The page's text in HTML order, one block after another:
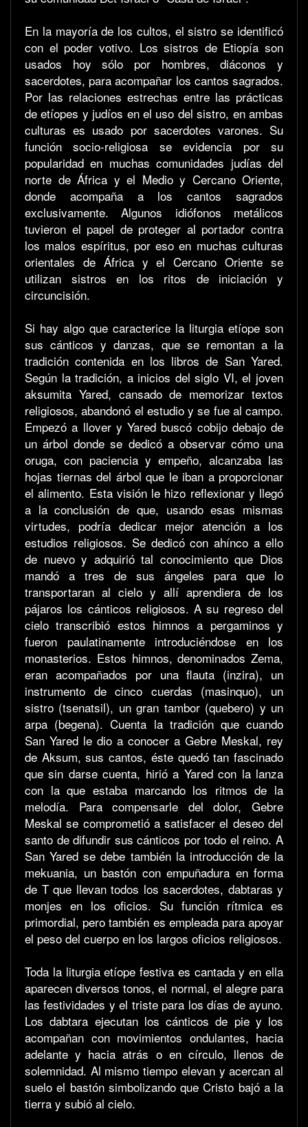
En la mayoría de los cultos, el sistro se identificó
con el poder votivo. Los sistros de Etiopía son
usados hoy sólo por hombres, diáconos y
sacerdotes, para acompañar los cantos sagrados.
Por las relaciones estrechas entre las prácticas
de etíopes y judíos en el uso del sistro, en ambas
culturas es usado por sacerdotes varones. Su
función socio-religiosa se evidencia por su
popularidad en muchas comunidades judías del
norte de África y el Medio y Cercano Oriente,
donde acompaña a los cantos sagrados
exclusivamente. Algunos idiófonos metálicos
tuvieron el papel de proteger al portador contra
los malos espíritus, por eso en muchas culturas
orientales de África y el Cercano Oriente se
utilizan sistros en los ritos de iniciación y
circuncisión.
Si hay algo que caracterice la liturgia etíope son
sus cánticos y danzas, que se remontan a la
tradición contenida en los libros de San Yared.
Según la tradición, a inicios del siglo VI, el joven
aksumita Yared, cansado de memorizar textos
religiosos, abandonó el estudio y se fue al campo.
Empezó a llover y Yared buscó cobijo debajo de
un árbol donde se dedicó a observar cómo una
oruga, con paciencia y empeño, alcanzaba las
hojas tiernas del árbol que le iban a proporcionar
el alimento. Esta visión le hizo reflexionar y llegó
a la conclusión de que, usando esas mismas
virtudes, podría dedicar mejor atención a los
estudios religiosos. Se dedicó con ahínco a ello
de nuevo y adquirió tal conocimiento que Dios
mandó a tres de sus ángeles para que lo
transportaran al cielo y allí aprendiera de los
pájaros los cánticos religiosos. A su regreso del
cielo transcribió estos himnos a pergaminos y
fueron paulatinamente introduciéndose en los
monasterios. Estos himnos, denominados Zema,
eran acompañados por una flauta (inzira), un
instrumento de cinco cuerdas (masinquo), un
sistro (tsenatsil), un gran tambor (quebero) y un
arpa (begena). Cuenta la tradición que cuando
San Yared le dio a conocer a Gebre Meskal, rey
de Aksum, sus cantos, éste quedó tan fascinado
que sin darse cuenta, hirió a Yared con la lanza
con la que estaba marcando los ritmos de la
melodía. Para compensarle del dolor, Gebre
Meskal se comprometió a satisfacer el deseo del
santo de difundir sus cánticos por todo el reino. A
San Yared se debe también la introducción de la
mekuania, un bastón con empuñadura en forma
de T que llevan todos los sacerdotes, dabtaras y
monjes en los oficios. Su función rítmica es
primordial, pero también es empleada para apoyar
el peso del cuerpo en los largos oficios religiosos.
Toda la liturgia etíope festiva es cantada y en ella
aparecen diversos tonos, el normal, el alegre para
las festividades y el triste para los días de ayuno.
Los dabtara ejecutan los cánticos de pie y los
acompañan con movimientos ondulantes, hacia
adelante y hacia atrás o en círculo, llenos de
solemnidad. Al mismo tiempo elevan y acercan al
suelo el bastón simbolizando que Cristo bajó a la
tierra y subió al cielo.